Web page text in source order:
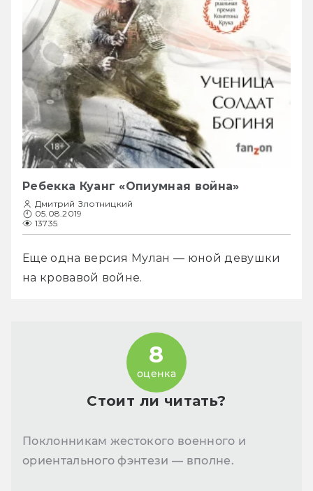
Ребекка Куанг «Опиумная война»
Дмитрий Злотницкий
05.08.2019
13735
Еще одна версия Мулан — юной девушки
на кровавой войне.
Стоит ли читать?
8
оценка
Поклонникам жестокого военного и
ориентального фэнтези — вполне.